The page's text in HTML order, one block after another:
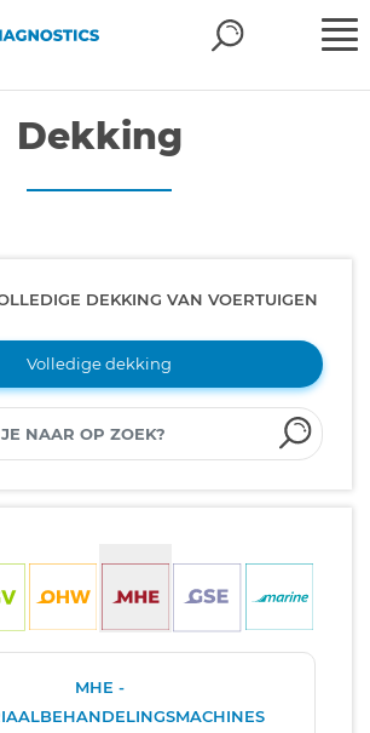
Dekking
DEKKING VAN VOERTUIGEN
Volledige dekking
MHE -